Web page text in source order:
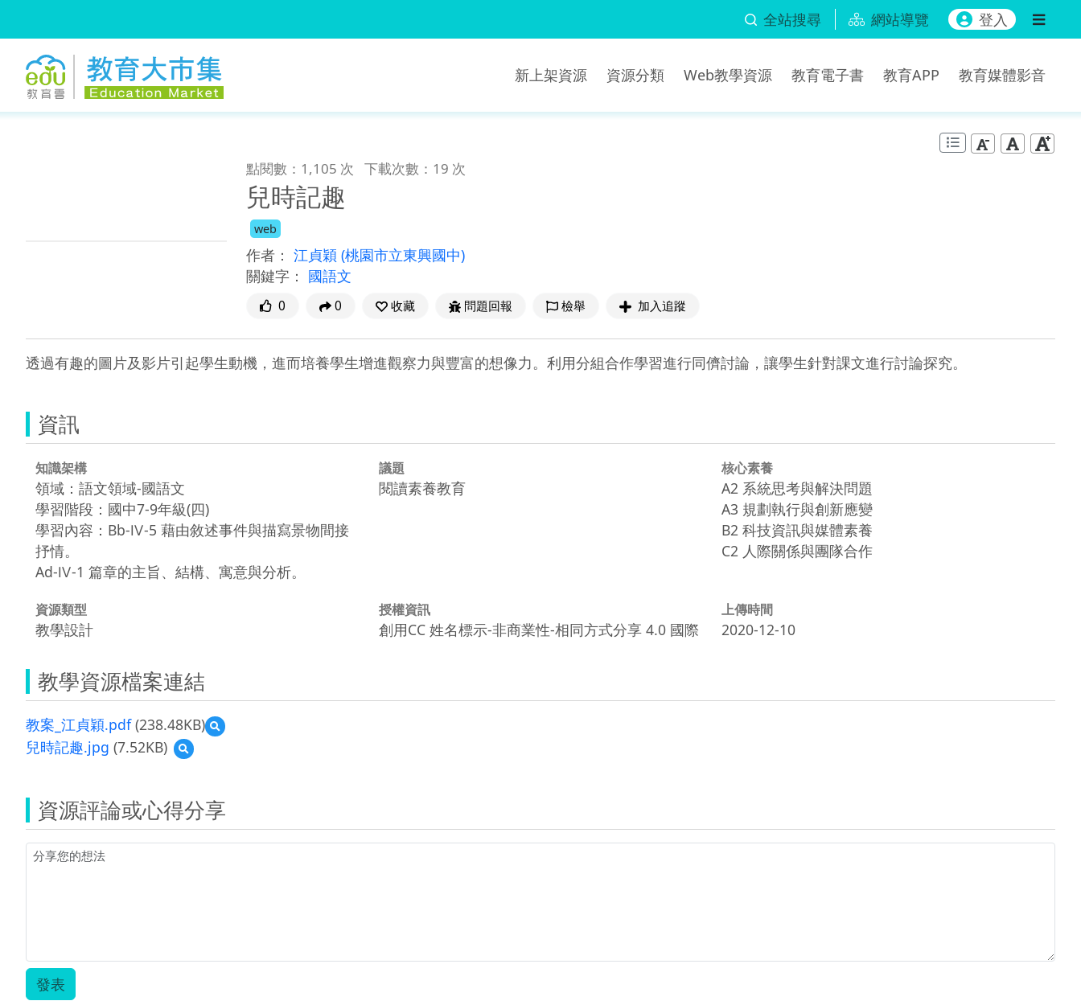
全站搜尋 網站導覽 登入
新上架資源 資源分類 Web教學資源 教育電子書 教育APP 教育媒體影音
點閱數：1,105 次 下載次數：19 次
兒時記趣
web
作者： 江貞穎 (桃園市立東興國中)
關鍵字： 國語文
0 0 收藏 問題回報 檢舉 加入追蹤
透過有趣的圖片及影片引起學生動機，進而培養學生增進觀察力與豐富的想像力。利用分組合作學習進行同儕討論，讓學生針對課文進行討論探究。
資訊
知識架構
領域：語文領域-國語文
學習階段：國中7-9年級(四)
學習內容：Bb-Ⅳ-5 藉由敘述事件與描寫景物間接
抒情。
Ad-Ⅳ-1 篇章的主旨、結構、寓意與分析。
議題
閱讀素養教育
核心素養
A2 系統思考與解決問題
A3 規劃執行與創新應變
B2 科技資訊與媒體素養
C2 人際關係與團隊合作
資源類型
教學設計
授權資訊
創用CC 姓名標示-非商業性-相同方式分享 4.0 國際
上傳時間
2020-12-10
教學資源檔案連結
教案_江貞穎.pdf(238.48KB)
預
覽
江
貞
穎.pdf
兒時記趣.jpg (7.52KB)
預
覽
記
趣.jpg
資源評論或心得分享
發表